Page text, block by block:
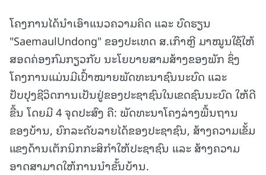
ໂຄງການໄດ້ນໍາເອົາແນວຄວາມຄິດ ແລະ ບົດຮຽນ
"SaemaulUndong" ຂອງປະເທດ ສ.ເກົາຫຼີ ມາໝູນໃຊ້ໃຫ້
ສອດຄ່ອງກົມກຽວກັບ ນະໂຍບາຍສາມສ້າງຂອງພັກ ຊຶ່ງ
ໂຄງການແມ່ນມີເປົ້າໝາຍພັດທະນາຊົນນະບົດ ແລະ
ປັບປຸງຊີວິດການເປັນຢູ່ຂອງປະຊາຊົນໃນເຂດຊົນນະບົດ ໃຫ້ດີ
ຂື້ນ ໂດຍມີ 4 ຈຸດປະສົງ ຄື: ພັດທະນາໂຄງລ່າງພື້ນຖານ
ຂອງບ້ານ, ຍົກລະດັບລາຍໄດ້ຂອງປະຊາຊົນ, ສ້າງຄວາມເຂັ້ມ
ແຂງດ້ານເຕັກນິກກະສິກໍາໃຫ້ປະຊາຊົນ ແລະ ສ້າງຄວາມ
ອາດສາມາດໃຫ້ການນໍາຂັ້ນບ້ານ.